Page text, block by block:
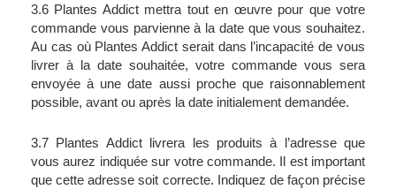
3.6 Plantes Addict mettra tout en œuvre pour que votre
commande vous parvienne à la date que vous souhaitez.
Au cas où Plantes Addict serait dans l’incapacité de vous
livrer à la date souhaitée, votre commande vous sera
envoyée à une date aussi proche que raisonnablement
possible, avant ou après la date initialement demandée.
3.7 Plantes Addict livrera les produits à l’adresse que
vous aurez indiquée sur votre commande. Il est important
que cette adresse soit correcte. Indiquez de façon précise